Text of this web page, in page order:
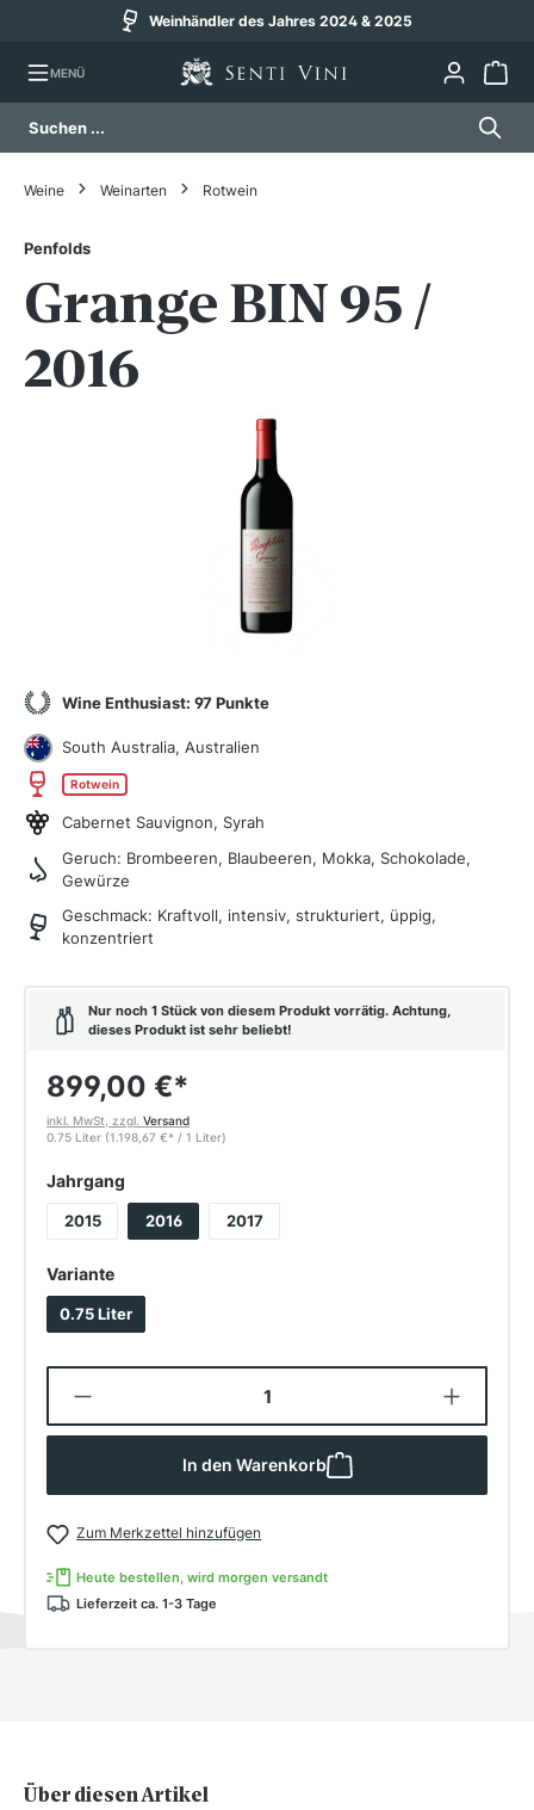
Weinhändler des Jahres 2024 & 2025
MENÜ
Bildergalerie überspringen
Weine Weinarten Rotwein
Penfolds
Grange BIN 95 /
2016
Wine Enthusiast: 97 Punkte
South Australia, Australien
Rotwein
Cabernet Sauvignon, Syrah
Geruch: Brombeeren, Blaubeeren, Mokka, Schokolade,
Gewürze
Geschmack: Kraftvoll, intensiv, strukturiert, üppig,
konzentriert
Nur noch 1 Stück von diesem Produkt vorrätig. Achtung,
dieses Produkt ist sehr beliebt!
899,00 €*
inkl. MwSt, zzgl. Versand
0.75 Liter (1.198,67 €* / 1 Liter)
Jahrgang
2015 2016 2017
Varianteauswählen
0.75 Liter
Produkt Anzahl: Gib den
In den Warenkorb
Zum Merkzettel hinzufügen
Heute bestellen, wird morgen versandt
Lieferzeit ca. 1-3 Tage
Über diesen Artikel